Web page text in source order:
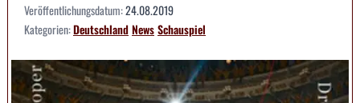
Veröffentlichungsdatum:24.08.2019
Kategorien:DeutschlandNewsSchauspiel